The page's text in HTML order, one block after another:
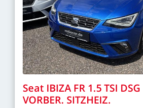
Seat IBIZA FR 1.5TSI DSG
VORBER. SITZHEIZ.